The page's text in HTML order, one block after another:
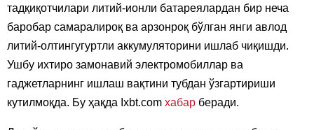
тадқиқотчилари литий-ионли батареялардан бир неча
баробар самаралироқ ва арзонроқ бўлган янги авлод
литий-олтингугуртли аккумуляторини ишлаб чиқишди.
Ушбу ихтиро замонавий электромобиллар ва
гаджетларнинг ишлаш вақтини тубдан ўзгартириши
кутилмоқда. Бу ҳақда Ixbt.com хабар беради.